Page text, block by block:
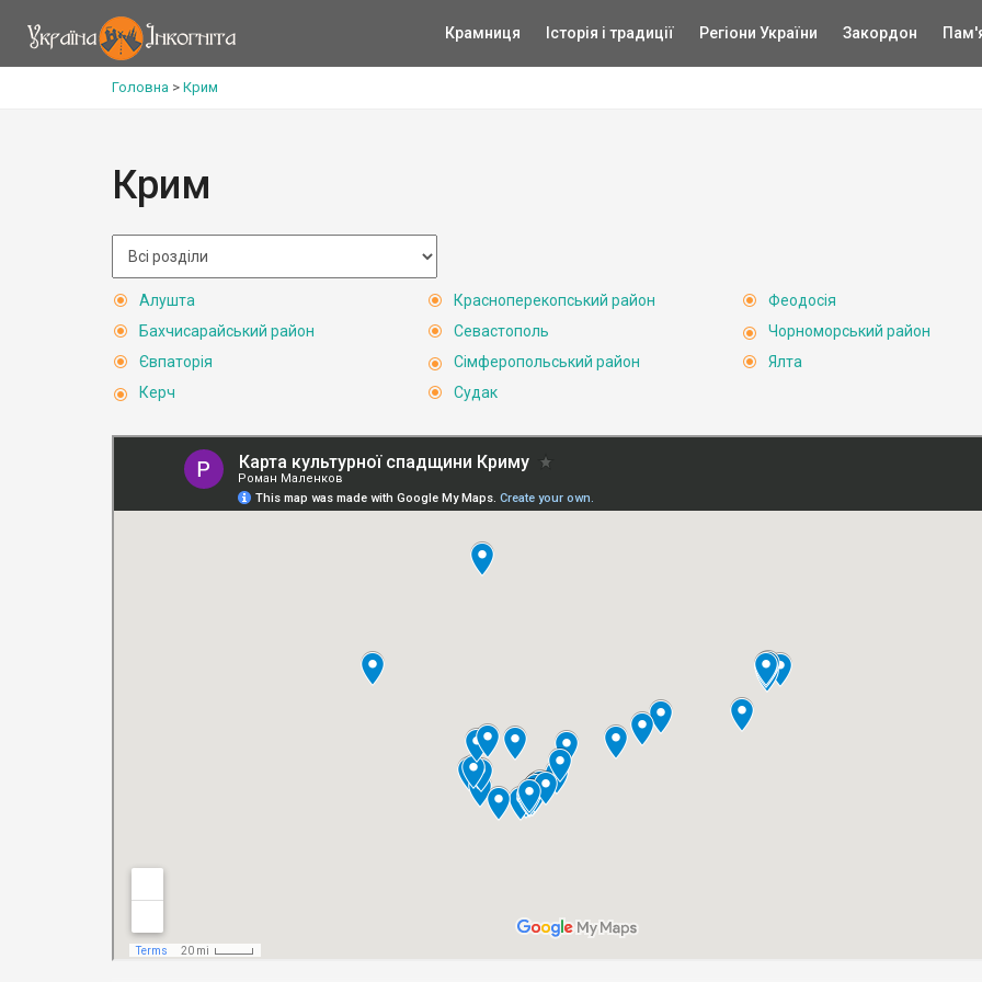
Крамниця Історія і традиції Регіони України Закордон
Головна > Крим
Крим
Алушта
Бахчисарайський район
Євпаторія
Керч
Красноперекопський район
Севастополь
Сімферопольський район
Судак
Феодосія
Чорноморський район
Ялта